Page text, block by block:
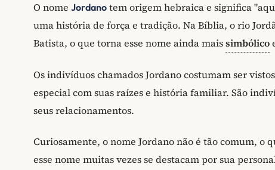
O nome Jordano tem origem hebraica e significa
uma história de força e tradição. Na Bíblia, o rio
Batista, o que torna esse nome ainda maissimbólico
Os indivíduos chamados Jordano costumam ser
especial com suas raízes e história familiar. São
seus relacionamentos.
Curiosamente, o nome Jordano não é tão comum, o
esse nome muitas vezes se destacam por sua